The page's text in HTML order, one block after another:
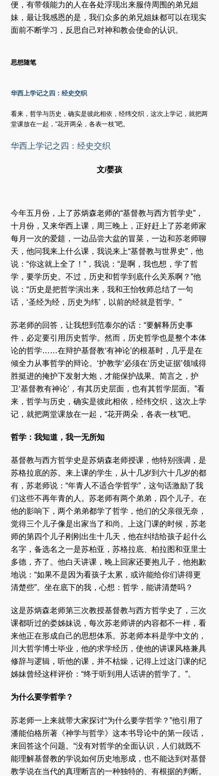
便，有带领能力的人在各处浮现出来服侍周围的弟兄姐
妹，最让我感恩的是，我们众多的弟兄姐妹都可以在现实
面前不断学习，反思自己对神和教会使命的认识。
思想随笔
华西上学记之四：经史交织
看来，哲学与历史，确实是彼此相依，经纬交织，这次上学记，就把两
堂课放在一起，“花开两朵，各表一枝”吧。
华西上学记之四：经史交织
文/婴孩
今年五月份，上了苏炳森老师的“基督教与西方哲学史”，
十月份，又来华西上课，周三晚上，正好赶上了苏老师家
每月一次的爱筵，一边品尝大盆的冒菜，一边和苏老师聊
天，他问我来上什么课，我说来上“基督教与世界史”，他
说：“你这就上全了！”，我说：“是啊，我也想，学了哲
学，要学历史。不过，历史和哲学到底什么关系啊？”他
说：“历史是把哲学演出来，我和王怡牧师总结了一句
话，‘圣经为经，历史为纬’，以前的经就是哲学。”
苏老师的回答，让我想到范泰尔的话：“要解释历史事
件，必定要引用历史哲学。然而，历史哲学也是整个本体
论的哲学……在辩护基督教‘有神论’的根基时，几乎是在
倾全力从事哲学的辩论。‘护教学’必须在‘历史证据’领域得
胜挺进的掩护下发射大炮，才能保护战果。简言之，护
卫‘基督教有神论’，有其历史层面，也有其哲学层面。”看
来，哲学与历史，确实是彼此相依，经纬交织，这次上学
记，就把两堂课放在一起，“花开两朵，各表一枝”吧。
哲学：我知道，我一无所知
基督教与西方哲学史是苏炳森老师授课，他特别强调，是
苏格拉底的苏。来上课的学生，从十几岁到六十几岁的都
有，苏老师说：“年青人不适合学哲学”，这句话激励了我
们这些不再年青的人。苏老师有两个弟弟，四个儿子。在
他的影响下，两个弟弟都学了哲学，他们的父亲很无奈，
觉得三个儿子像是出家当了和尚。上这门课的时候，苏老
师的第四个儿子刚刚出生十几天，他在纠结给孩子起什么
名字，备选名之一是苏柏亚，苏格拉底、柏拉图和亚里士
多德，齐了。他白天讲课，晚上回家还要抱儿子，他抱歉
地说：“如果不是因为看孩子太累，或许能给你们讲得更
清楚些”。坐在底下的我，心想：哲学，能讲清楚吗？
这是苏炳森老师第三次教授基督教与西方哲学史了，三次
课都听过的娄姊妹说，每次苏老师讲的内容都不一样，看
来他正在形成自己的思想体系。苏老师本科是学中文的，
川大哲学博士毕业，他的求学经历，使他的讲课风格兼具
修辞与逻辑，听他的课，并不枯燥，记得上过这门课的纪
姊妹曾经这样评价：“终于听到用人话讲的哲学了。”。
为什么要学哲学？
苏老师一上来就带大家探讨“为什么要学哲学？”他引用了
潘能伯格所著《神学与哲学》这本书导论中的第一段话，
来回答这个问题。“没有对哲学的全面认识，人们就既不
能理解基督教的学说如何历史地形成，也不能达到对基督
教学说在当代的真理断言的一种独特的、有根据的判断。